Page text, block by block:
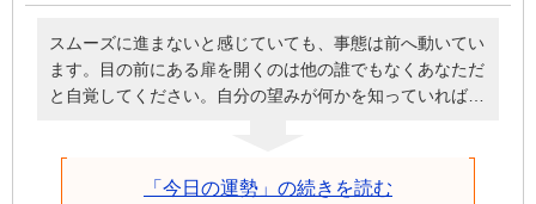
スムーズに進まないと感じていても、事態は前へ動いてい
ます。目の前にある扉を開くのは他の誰でもなくあなただ
と自覚してください。自分の望みが何かを知っていれば、
分が歩を進めることを前提に、深刻にならず明るく元気に
「今日の運勢」の続きを読む